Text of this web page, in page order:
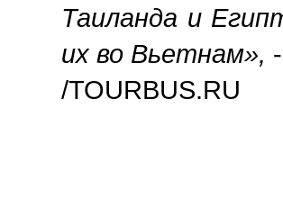
Таиланда и
их во Вьетнам»,
/TOURBUS.RU